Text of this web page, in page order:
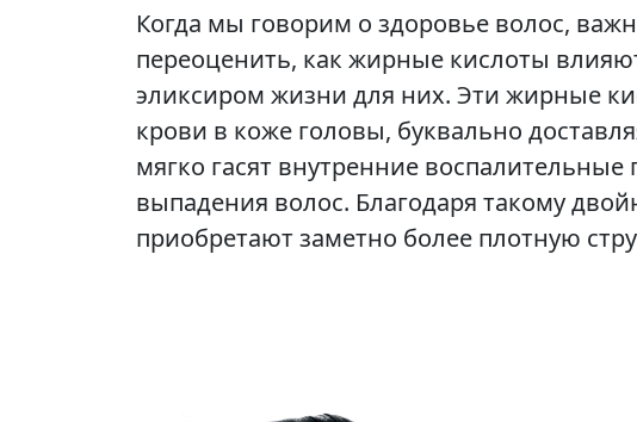
Когда мы говорим о здоровье волос,
переоценить, как жирные кислоты
эликсиром жизни для них. Эти жирные
крови в коже головы, буквально
мягко гасят внутренние
выпадения волос. Благодаря такому
приобретают заметно более плотную